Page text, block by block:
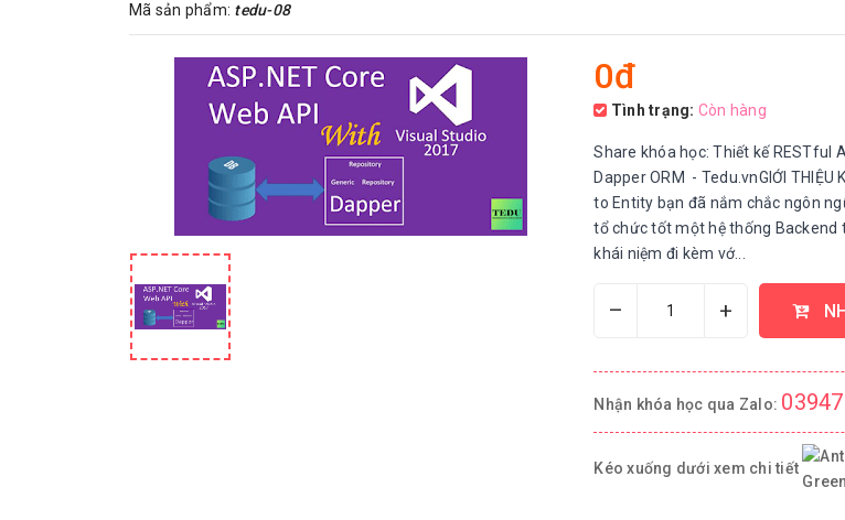
Mã sản phẩm: tedu-08
0đ
Tình trạng: Còn hàng
Share khóa học: Thiết kế RESTful
Dapper ORM - Tedu.vnGIỚI THIỆU
to Entity bạn đã nắm chắc ngôn
tổ chức tốt một hệ thống Backend
khái niệm đi kèm vớ...
– +
Nhận khóa học qua Zalo:
Kéo xuống dưới xem chi tiết